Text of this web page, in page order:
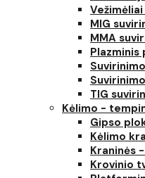
MIG
MMA
Plazminis
TIG
Kėlimo -
Gipso
Kėlimo
Kraninės
Krovinio